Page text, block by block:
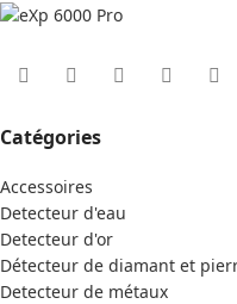
Catégories
Accessoires
Detecteur d'eau
Detecteur d'or
Détecteur de diamant et
Detecteur de métaux